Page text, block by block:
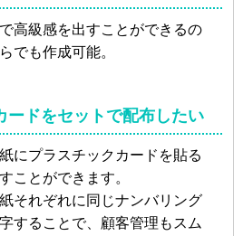
高級感を出すことができるの
でも作成可能。
ードをセットで配布したい
にプラスチックカードを貼る
ことができます。
それぞれに同じナンバリング
することで、顧客管理もスム